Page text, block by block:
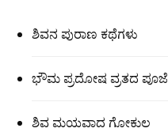
ಶಿವನ ಪುರಾಣ ಕಥೆಗಳು
ಭೌಮ ಪ್ರದೋಷ ವ್ರತದ ಪೂಜೆ
ಶಿವ ಮಯವಾದ ಗೋಕುಲ